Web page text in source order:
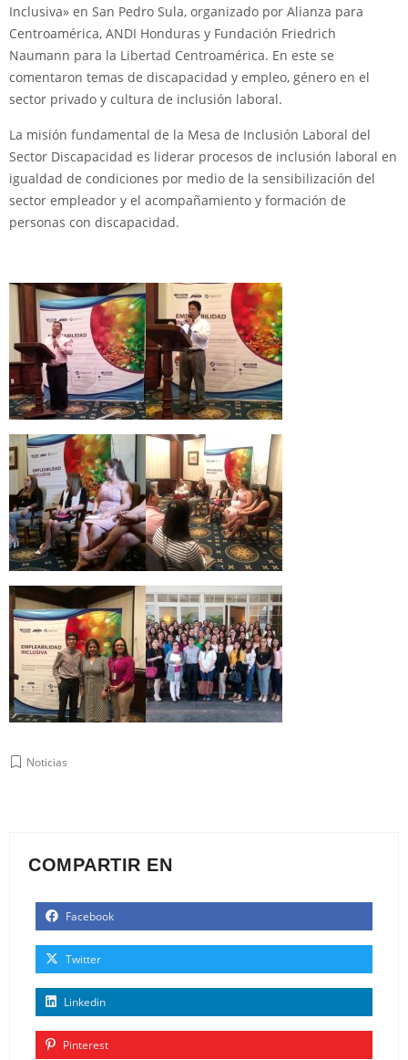
Inclusiva» en San Pedro Sula, organizado por Alianza para
Centroamérica, ANDI Honduras y Fundación Friedrich
Naumann para la Libertad Centroamérica. En este se
comentaron temas de discapacidad y empleo, género en el
sector privado y cultura de inclusión laboral.
La misión fundamental de la Mesa de Inclusión Laboral del
Sector Discapacidad es liderar procesos de inclusión laboral en
igualdad de condiciones por medio de la sensibilización del
sector empleador y el acompañamiento y formación de
personas con discapacidad.
Noticias
COMPARTIR EN
Facebook
Twitter
Linkedin
Pinterest